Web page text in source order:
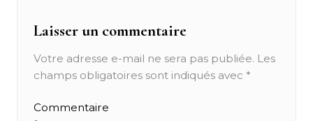
Laisser un commentaire
Votre adresse e-mail ne sera pas publiée. Les
champs obligatoires sont indiqués avec *
Commentaire